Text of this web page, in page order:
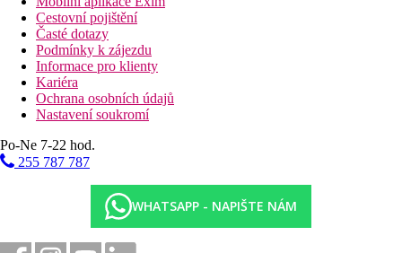
Popis hotelu
Vstupní hala s recepcí
327 pokojů
5 restaruací (italská, thajská, močské plody, zdravé
stravování a mezinárodní kuchyně),
2 bary (La Rhumerie a Blue Bay Bar)
2 bazény
dětský klub
Spa centrum
fitness
wifi zdarma
obchody
konferenční místnosti
Popis pláže
Cestovní pojištění
Časté dotazy
Podmínky k zájezdu
Informace pro klienty
Kariéra
Ochrana osobních údajů
Nastavení soukromí
Po-Ne 7-22 hod.
255 787 787
WHATSAPP - NAPIŠTE NÁM